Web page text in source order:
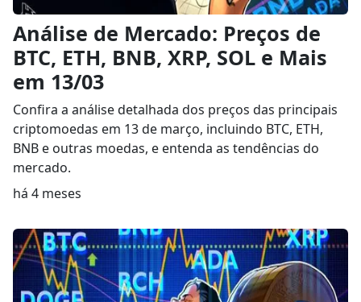
Análise de Mercado: Preços de
BTC, ETH, BNB, XRP, SOL e Mais
em 13/03
Confira a análise detalhada dos preços das principais
criptomoedas em 13 de março, incluindo BTC, ETH,
BNB e outras moedas, e entenda as tendências do
mercado.
há 4 meses